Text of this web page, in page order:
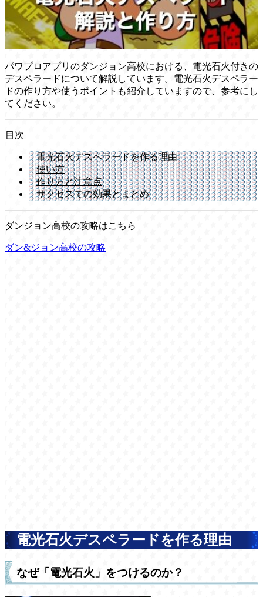
パワプロアプリのダンジョン高校における、電光石火付きの
デスペラードについて解説しています。電光石火デスペラー
ドの作り方や使うポイントも紹介していますので、参考にし
てください。
目次
電光石火デスペラードを作る理由
使い方
作り方と注意点
サクセスでの効果とまとめ
ダンジョン高校の攻略はこちら
ダン&ジョン高校の攻略
電光石火デスペラードを作る理由
なぜ「電光石火」をつけるのか？